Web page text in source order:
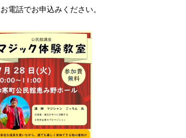
電話でお申込みください。